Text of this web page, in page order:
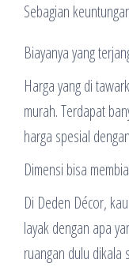
Sebagian
Biayanya yang
Harga yang di
murah. Terdapat
harga spesial
Dimensi bisa
Di Deden Décor,
layak dengan apa
ruangan dulu dikala